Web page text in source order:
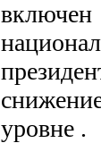
уровне .